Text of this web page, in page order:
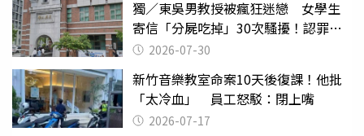
獨／東吳男教授被瘋狂迷戀 女學生
寄信「分屍吃掉」30次騷擾！認罪免
關 2026-07-30
新竹音樂教室命案10天後復課！他批
「太冷血」 員工怒駁：閉上嘴
2026-07-17